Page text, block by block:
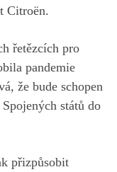
Citroën.
řetězcích pro
pandemie
že bude schopen
států do
přizpůsobit